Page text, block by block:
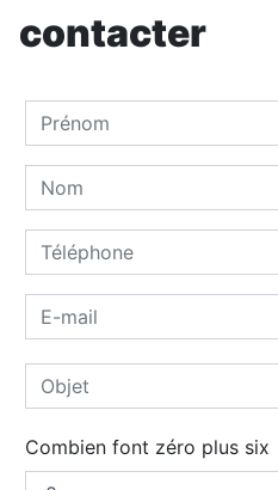
contacter
Combien font zéro plus six